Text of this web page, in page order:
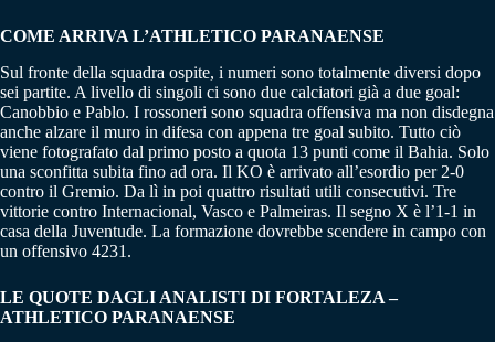
COME ARRIVA L’ATHLETICO PARANAENSE
Sul fronte della squadra ospite, i numeri sono totalmente diversi dopo
sei partite. A livello di singoli ci sono due calciatori già a due goal:
Canobbio e Pablo. I rossoneri sono squadra offensiva ma non disdegna
anche alzare il muro in difesa con appena tre goal subito. Tutto ciò
viene fotografato dal primo posto a quota 13 punti come il Bahia. Solo
una sconfitta subita fino ad ora. Il KO è arrivato all’esordio per 2-0
contro il Gremio. Da lì in poi quattro risultati utili consecutivi. Tre
vittorie contro Internacional, Vasco e Palmeiras. Il segno X è l’1-1 in
casa della Juventude. La formazione dovrebbe scendere in campo con
un offensivo 4231.
LE QUOTE DAGLI ANALISTI DI FORTALEZA –
ATHLETICO PARANAENSE